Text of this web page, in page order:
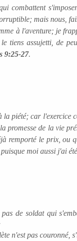
combattent
mais nous,
à l'aventure; je
tiens assujetti, de
9:25-27.
la piété; car l'exercice
promesse de la vie
remporté le prix, ou
moi aussi j'ai
pas de soldat qui
n'est pas couronné,